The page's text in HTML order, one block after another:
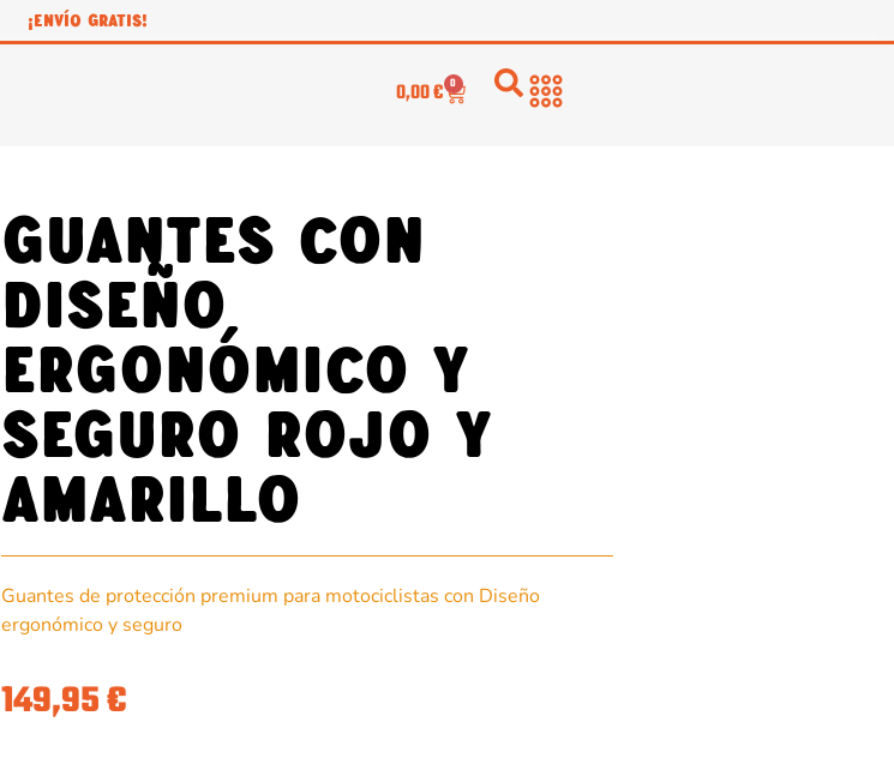
¡ENVÍO GRATIS!
0,00€ 0
Guantes con
Diseño
ergonómico y
seguro Rojo y
amarillo
Guantes de protección premium para motociclistas con Diseño
ergonómico y seguro
149,95€